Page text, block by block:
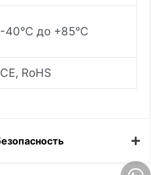
-40°C до +85°C
CE, RoHS